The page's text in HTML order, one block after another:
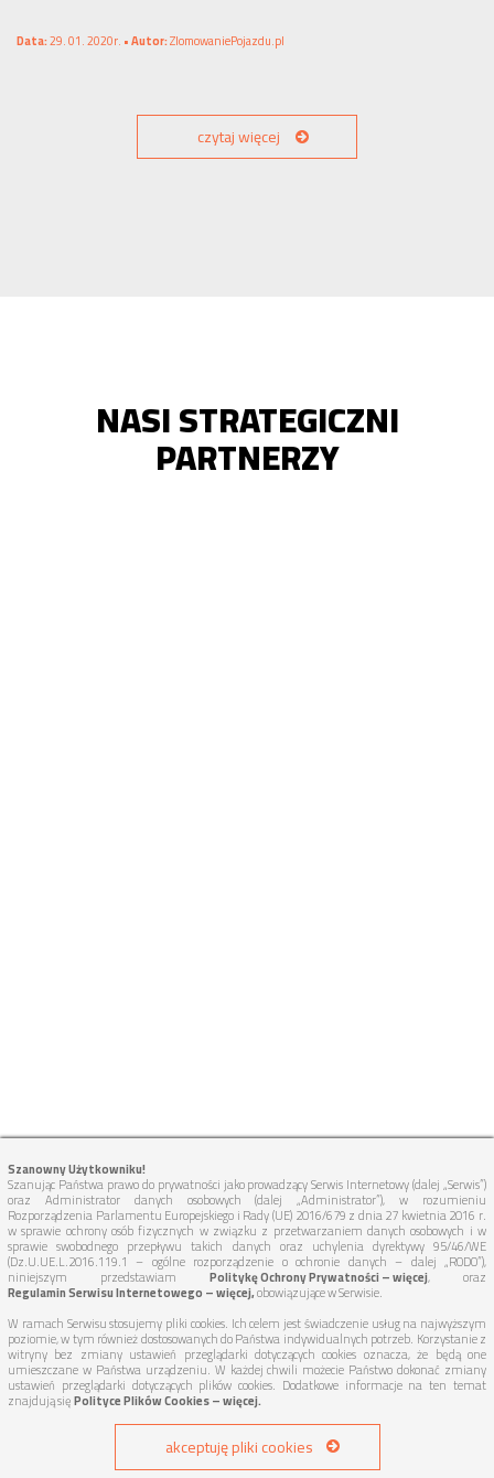
Data:29. 01. 2020r. •Autor:ZlomowaniePojazdu.pl
czytaj więcej
NASI STRATEGICZNI
PARTNERZY
Szanowny Użytkowniku!
Szanując Państwa prawo do prywatności jako prowadzący Serwis Internetowy (dalej „Serwis”)
oraz Administrator danych osobowych (dalej „Administrator”), w rozumieniu
Rozporządzenia Parlamentu Europejskiego i Rady (UE) 2016/679 z dnia 27 kwietnia 2016 r.
w sprawie ochrony osób fizycznych w związku z przetwarzaniem danych osobowych i w
sprawie swobodnego przepływu takich danych oraz uchylenia dyrektywy 95/46/WE
(Dz.U.UE.L.2016.119.1 – ogólne rozporządzenie o ochronie danych – dalej „RODO”),
niniejszym przedstawiam Politykę Ochrony Prywatności – więcej, oraz
Regulamin Serwisu Internetowego – więcej,obowiązujące w Serwisie.
W ramach Serwisu stosujemy pliki cookies. Ich celem jest świadczenie usług na najwyższym
poziomie, w tym również dostosowanych do Państwa indywidualnych potrzeb. Korzystanie z
witryny bez zmiany ustawień przeglądarki dotyczących cookies oznacza, że będą one
umieszczane w Państwa urządzeniu. W każdej chwili możecie Państwo dokonać zmiany
ustawień przeglądarki dotyczących plików cookies. Dodatkowe informacje na ten temat
znajdują sięPolityce Plików Cookies – więcej.
akceptuję pliki cookies